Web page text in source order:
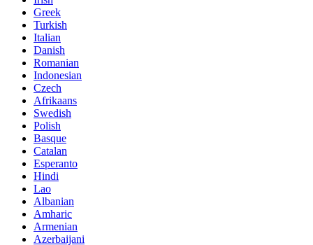
Greek
Turkish
Italian
Danish
Romanian
Indonesian
Czech
Afrikaans
Swedish
Polish
Basque
Catalan
Esperanto
Hindi
Lao
Albanian
Amharic
Armenian
Azerbaijani